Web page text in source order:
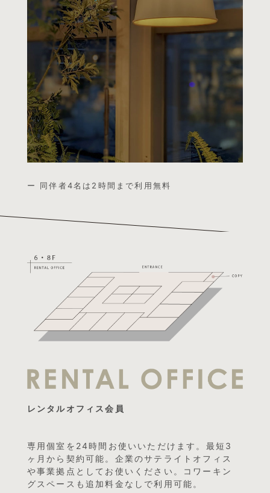
ー 同伴者4名は2時間まで利用無料
レンタルオフィス会員
専用個室を24時間お使いいただけます。最短3
ヶ月から契約可能。企業のサテライトオフィス
や事業拠点としてお使いください。コワーキン
グスペースも追加料金なしで利用可能。